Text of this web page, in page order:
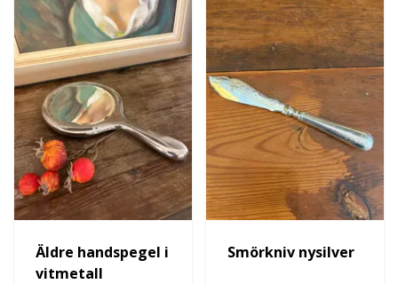
Äldre handspegel i
vitmetall
Smörkniv nysilver